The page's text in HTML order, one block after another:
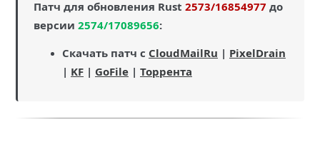
Патч для обновления Rust 2573/16854977 до
версии 2574/17089656:
Скачать патч с CloudMailRu | PixelDrain
| KF | GoFile | Торрента